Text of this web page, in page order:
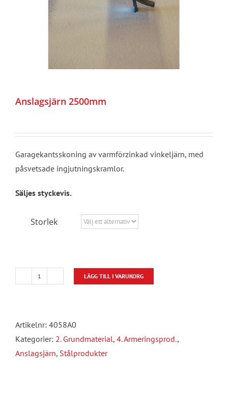
Anslagsjärn 2500mm
Garagekantsskoning av varmförzinkad vinkeljärn, med
påsvetsade ingjutningskramlor.
Säljes styckevis.
Storlek
Anslagsjärn
LÄGG TILL I VARUKORG
Artikelnr: 4058A0
Kategorier: 2. Grundmaterial, 4. Armeringsprod.,
Anslagsjärn, Stålprodukter